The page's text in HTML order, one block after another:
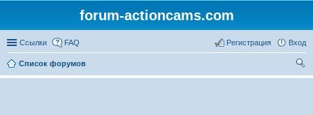
forum-actioncams.com
Ссылки FAQ Вход
Регистрация
Список форумов
ои